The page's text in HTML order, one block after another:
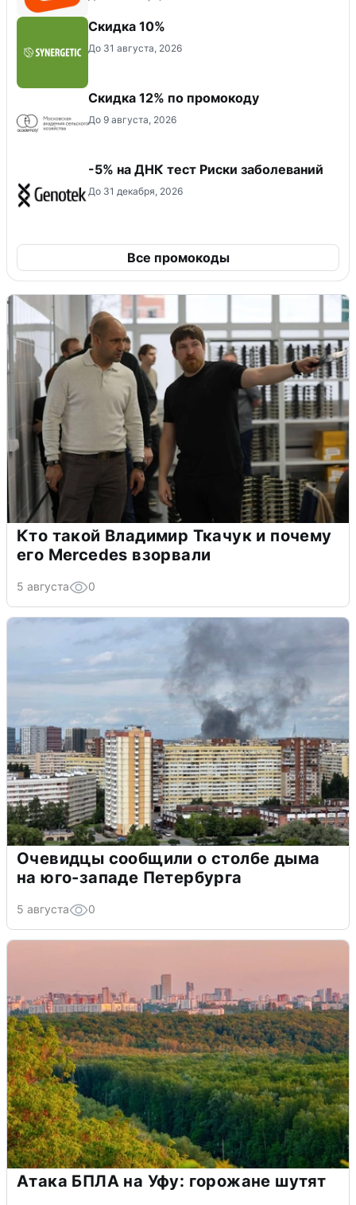
Скидка 10%
До 31 августа, 2026
Скидка 12% по промокоду
До 9 августа, 2026
-5% на ДНК тест Риски заболеваний
До 31 декабря, 2026
Все промокоды
Кто такой Владимир Ткачук и почему
его Mercedes взорвали
5 августа 0
Очевидцы сообщили о столбе дыма
на юго-западе Петербурга
5 августа 0
Атака БПЛА на Уфу: горожане шутят